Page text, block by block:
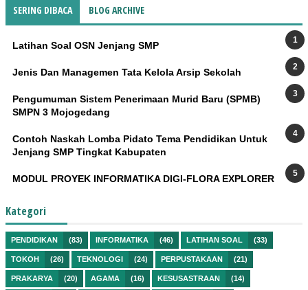
SERING DIBACA BLOG ARCHIVE
Latihan Soal OSN Jenjang SMP
Jenis Dan Managemen Tata Kelola Arsip Sekolah
Pengumuman Sistem Penerimaan Murid Baru (SPMB)
SMPN 3 Mojogedang
Contoh Naskah Lomba Pidato Tema Pendidikan Untuk
Jenjang SMP Tingkat Kabupaten
MODUL PROYEK INFORMATIKA DIGI-FLORA EXPLORER
Kategori
PENDIDIKAN (83) INFORMATIKA (46) LATIHAN SOAL (33)
TOKOH (26) TEKNOLOGI (24) PERPUSTAKAAN (21)
PRAKARYA (20) AGAMA (16) KESUSASTRAAN (14)